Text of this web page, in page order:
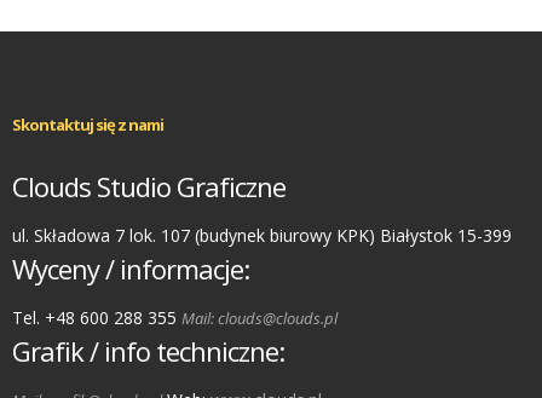
Skontaktuj się z nami
Clouds Studio Graficzne
ul. Składowa 7 lok. 107 (budynek biurowy KPK) Białystok 15-399
Wyceny / informacje:
Tel. +48 600 288 355 Mail: clouds@clouds.pl
Grafik / info techniczne: